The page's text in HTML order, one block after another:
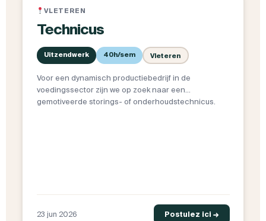
VLETEREN
Technicus
Uitzendwerk 40h/sem Vleteren
Voor een dynamisch productiebedrijf in de
voedingssector zijn we op zoek naar een
gemotiveerde storings- of onderhoudstechnicus.
23 jun 2026 Postulez ici →